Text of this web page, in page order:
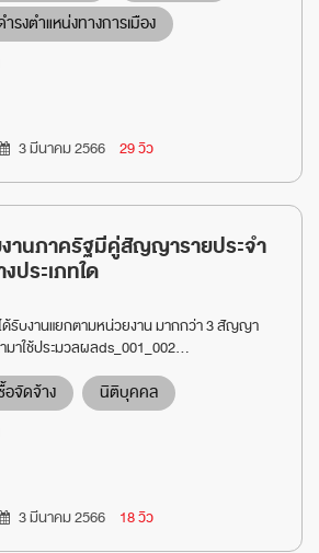
รงตำแหน่งทางการเมือง
3 มีนาคม 2566 29 วิว
านภาครัฐมีคู่สัญญารายประจำ
ระเภทใด
ด้รับงานแยกตามหน่วยงาน มากกว่า 3 สัญญา
มาใช้ประมวลผลds_001_002...
จัดจ้าง
นิติบุคคล
3 มีนาคม 2566 18 วิว